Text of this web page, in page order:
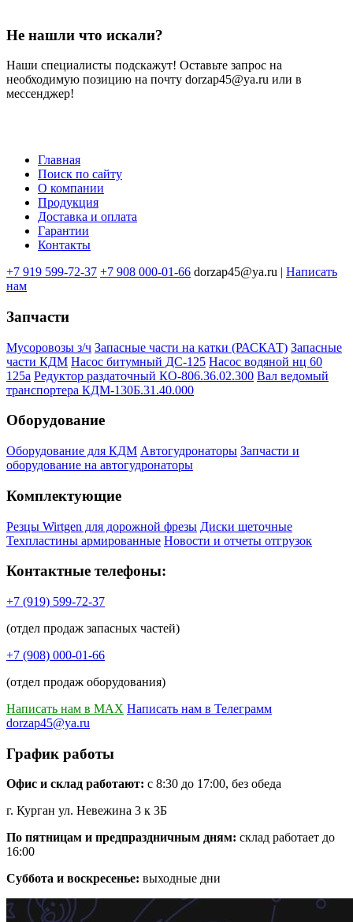
Не нашли что искали?
Наши специалисты подскажут! Оставьте запрос на
необходимую позицию на почту dorzap45@ya.ru или в
мессенджер!
Меню
подвале
Главная
Поиск по сайту
О компании
Продукция
Доставка и оплата
Гарантии
Контакты
+7 919 599-72-37 +7 908 000-01-66 dorzap45@ya.ru | Написать
нам
Запчасти
Мусоровозы з/ч Запасные части на катки (РАСКАТ) Запасные
части КДМ Насос битумный ДС-125 Насос водяной нц 60
125а Редуктор раздаточный КО-806.36.02.300 Вал ведомый
транспортера КДМ-130Б.31.40.000
Оборудование
Оборудование для КДМ Автогудронаторы Запчасти и
оборудование на автогудронаторы
Комплектующие
Резцы Wirtgen для дорожной фрезы Диски щеточные
Техпластины армированные Новости и отчеты отгрузок
Контактные телефоны:
+7 (919) 599-72-37
(отдел продаж запасных частей)
+7 (908) 000-01-66
(отдел продаж оборудования)
Написать нам в MAX Написать нам в Телеграмм
dorzap45@ya.ru
График работы
Офис и склад работают: с 8:30 до 17:00, без обеда
г. Курган ул. Невежина 3 к 3Б
По пятницам и предпраздничным дням: склад работает до
16:00
Суббота и воскресенье: выходные дни